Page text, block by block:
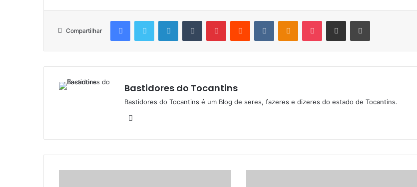
Compartilhar
Bastidores do Tocantins
Bastidores do Tocantins é um Blog de seres, fazeres e dizeres do estado de Tocantins.
b
s